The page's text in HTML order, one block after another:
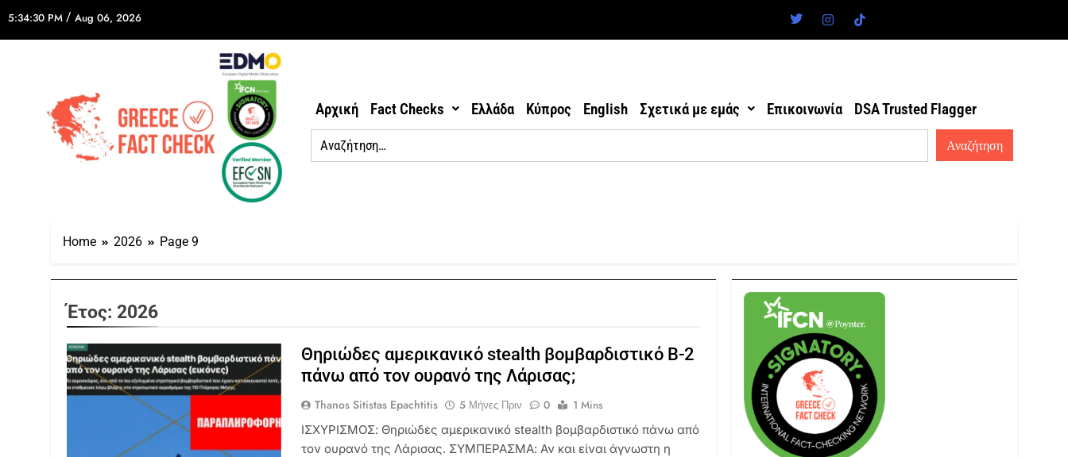
5:34:30 PM / Aug 06, 2026
Αρχική Fact Checks Ελλάδα Κύπρος English Σχετικά με εμάς Επικοινωνία DSA Trusted Flagger
Home 2026 Page 9
Έτος: 2026
Θηριώδες αμερικανικό stealth βομβαρδιστικό B-2
πάνω από τον ουρανό της Λάρισας;
Thanos Sitistas Epachtitis 5 Μήνες Πριν 0
1 Mins
ΙΣΧΥΡΙΣΜΟΣ: Θηριώδες αμερικανικό stealth βομβαρδιστικό πάνω από
τον ουρανό της Λάρισας. ΣΥΜΠΕΡΑΣΜΑ: Αν και είναι άγνωστη η